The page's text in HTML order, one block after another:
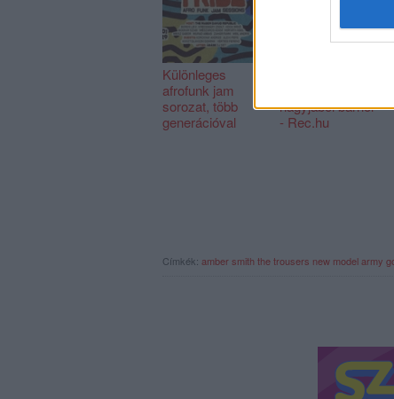
Különleges
afrofunk jam
sorozat, több
generációval
nagyjából bárhol
- Rec.hu
Címkék: amber smith the trousers new model army